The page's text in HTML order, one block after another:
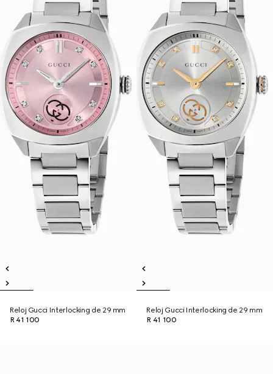
Reloj Gucci Interlocking de 29 mm
R 41 100
Reloj Gucci Interlocking de 29 mm
R 41 100